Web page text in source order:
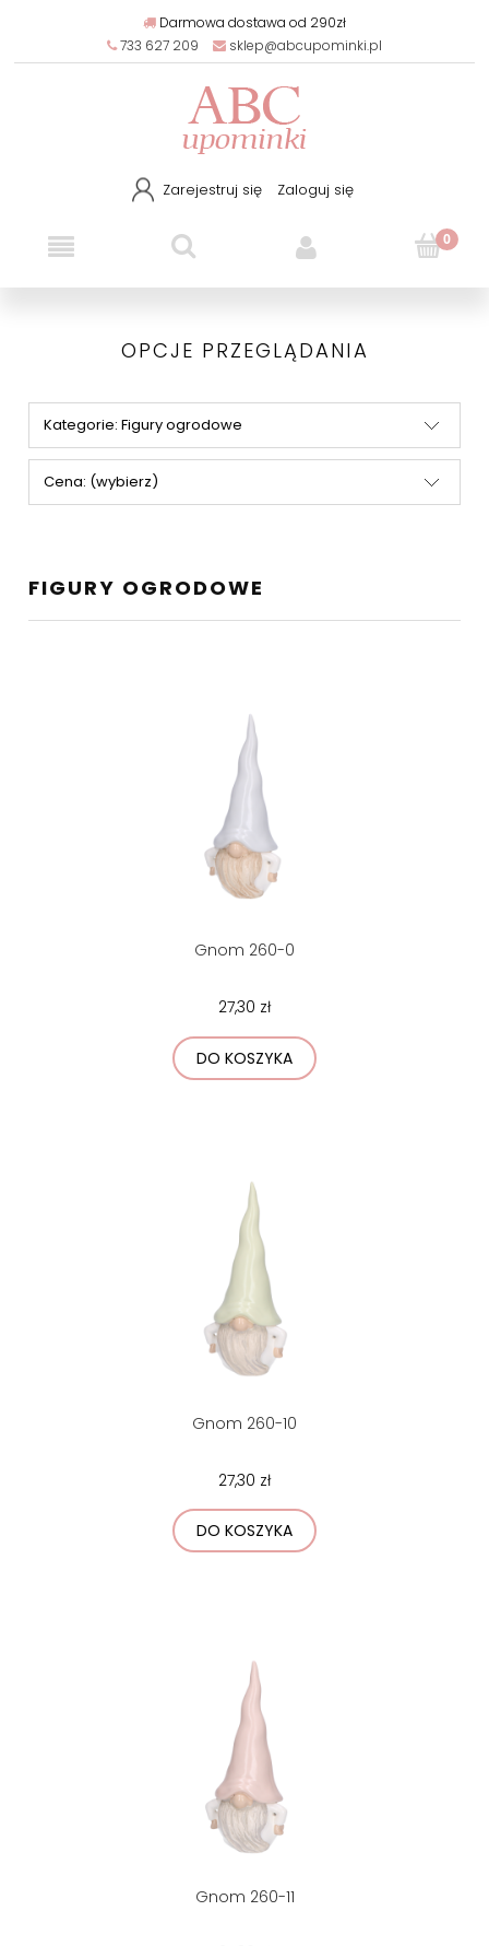
Darmowa dostawa od 290zł
733 627 209
sklep@abcupominki.pl
Zarejestruj się Zaloguj się
OPCJE PRZEGLĄDANIA
Kategorie: Figury ogrodowe
Cena: (wybierz)
FIGURY OGRODOWE
Gnom 260-0
27,30 zł
DO KOSZYKA
Gnom 260-10
27,30 zł
DO KOSZYKA
Gnom 260-11